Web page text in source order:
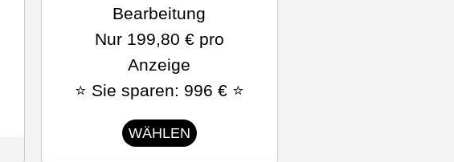
Bearbeitung
Nur 199,80 € pro
Anzeige
⭐ Sie sparen: 996 € ⭐
WÄHLEN